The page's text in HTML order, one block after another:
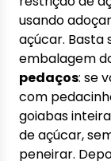
usando
açúcar. Basta
embalagem
pedaços: se
com
goiabas
de açúcar,
peneirar.